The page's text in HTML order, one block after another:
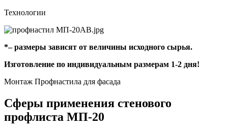
Технологии
*– размеры зависят от величины исходного сырья.
Изготовление по индивидуальным размерам 1-2 дня!
Монтаж Профнастила для фасада
Сферы применения стенового
профлиста МП-20